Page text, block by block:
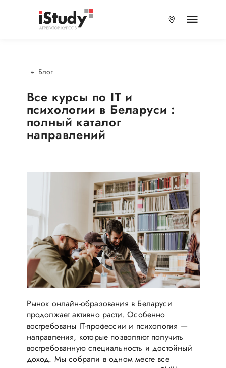
Блог
Все курсы по IT и
психологии в Беларуси :
полный каталог
направлений
Рынок онлайн-образования в Беларуси
продолжает активно расти. Особенно
востребованы IT-профессии и психология —
направления, которые позволяют получить
востребованную специальность и достойный
доход. Мы собрали в одном месте все